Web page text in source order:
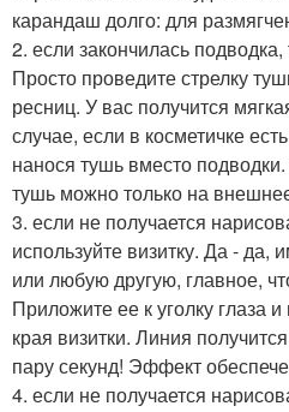
карандаш долго: для
2. если закончилась
Просто проведите стрелку
ресниц. У вас получится
случае, если в косметичке
нанося тушь вместо
тушь можно только на
3. если не получается
используйте визитку. Да - да,
или любую другую, главное,
Приложите ее к уголку глаза
края визитки. Линия
пару секунд! Эффект
4. если не получается